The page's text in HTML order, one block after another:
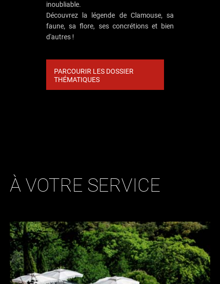
inoubliable.
Découvrez la légende de Clamouse, sa
faune, sa flore, ses concrétions et bien
d'autres !
PARCOURIR LES DOSSIER
THÉMATIQUES
À VOTRE SERVICE